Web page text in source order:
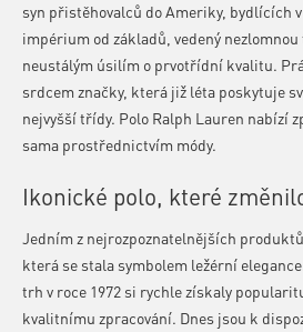
syn přistěhovalců do Ameriky, bydlících
impérium od základů, vedený
neustálým úsilím o prvotřídní kvalitu.
srdcem značky, která již léta poskytuje
nejvyšší třídy. Polo Ralph Lauren nabízí
sama prostřednictvím módy.
Ikonické polo, které
Jedním z nejrozpoznatelnějších
která se stala symbolem ležérní
trh v roce 1972 si rychle získaly
kvalitnímu zpracování. Dnes jsou k